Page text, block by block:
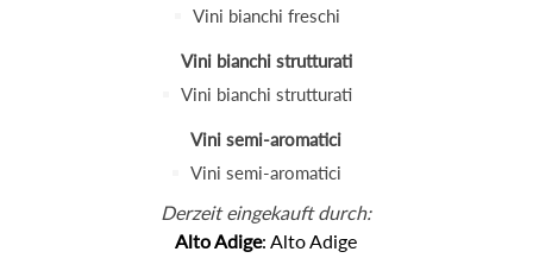
Vini bianchi freschi
Vini bianchi strutturati
Vini bianchi strutturati
Vini semi-aromatici
Vini semi-aromatici
Derzeit eingekauft durch:
Alto Adige: Alto Adige